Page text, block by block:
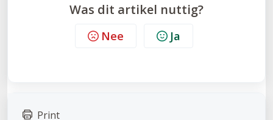
Was dit artikel nuttig?
Nee Ja
Print